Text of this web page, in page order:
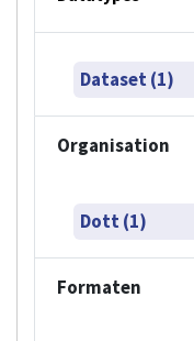
Dataset (1)
Organisation
Dott (1)
Formaten